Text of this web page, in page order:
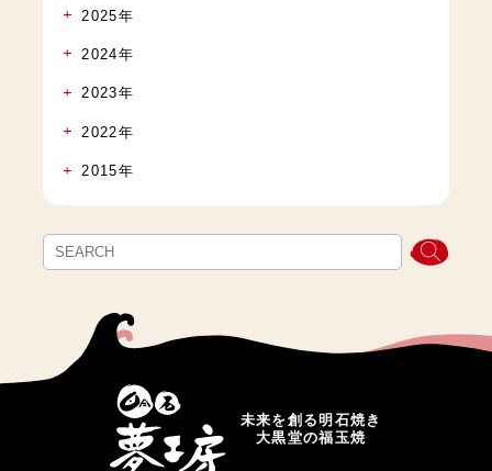
2025年
2024年
2023年
2022年
2015年
未来を創る明石焼き
大黒堂の福玉焼